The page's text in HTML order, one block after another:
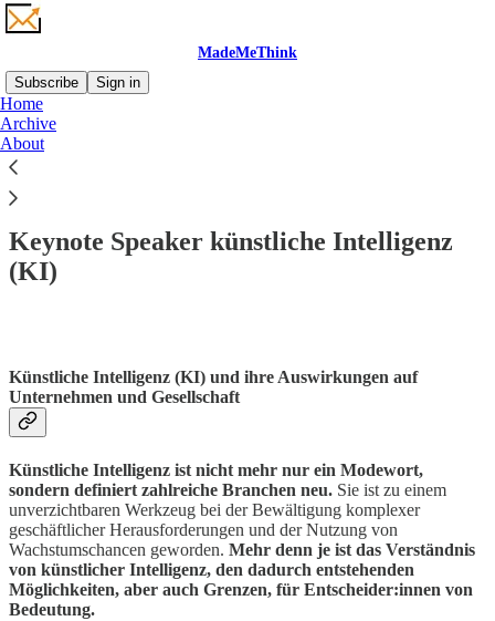
MadeMeThink
Subscribe
Sign in
Home
Archive
About
Keynote Speaker künstliche Intelligenz
(KI)
Künstliche Intelligenz (KI) und ihre Auswirkungen auf
Unternehmen und Gesellschaft
Künstliche Intelligenz ist nicht mehr nur ein Modewort,
sondern definiert zahlreiche Branchen neu. Sie ist zu einem
unverzichtbaren Werkzeug bei der Bewältigung komplexer
geschäftlicher Herausforderungen und der Nutzung von
Wachstumschancen geworden. Mehr denn je ist das Verständnis
von künstlicher Intelligenz, den dadurch entstehenden
Möglichkeiten, aber auch Grenzen, für Entscheider:innen von
Bedeutung.